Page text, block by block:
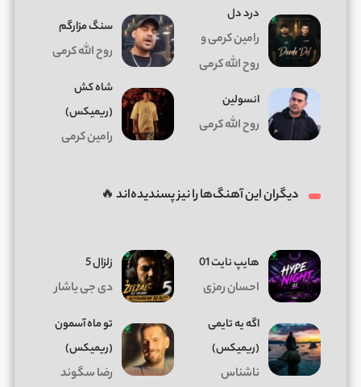
درد دل
رامین کرمی و
روح الله کرمی
سنگ مزارگم
روح الله کرمی
انسولین
روح الله کرمی
شاه کش
(ریمیکس)
رامین کرمی
دیگران این آهنگ‌ها را نیز پسندیده‌اند 🔥
هایپ نایت 01
احسان رمزی
زلزال 5
دی جی یاشار
اگه یه تایمی
(ریمیکس)
ناشناس
تو ماه آسمون
(ریمیکس)
رضا سگوند